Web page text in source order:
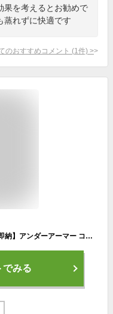
果を考えるとお勧めで
蒸れずに快適です
のおすすめコメント (1 件) >
【1日24H限定！最大ポイント26.5倍】【即納】アンダーアーマー コールドギア アーマー ロングスリーブ モック (1346864) メンズ 長袖 インナー 大きいサイズ 防寒 コンプレッション サッカー 野球 テニス 冬 ハイネック ゴルフ ランニング 3XL スポーツ バスケ
でみる